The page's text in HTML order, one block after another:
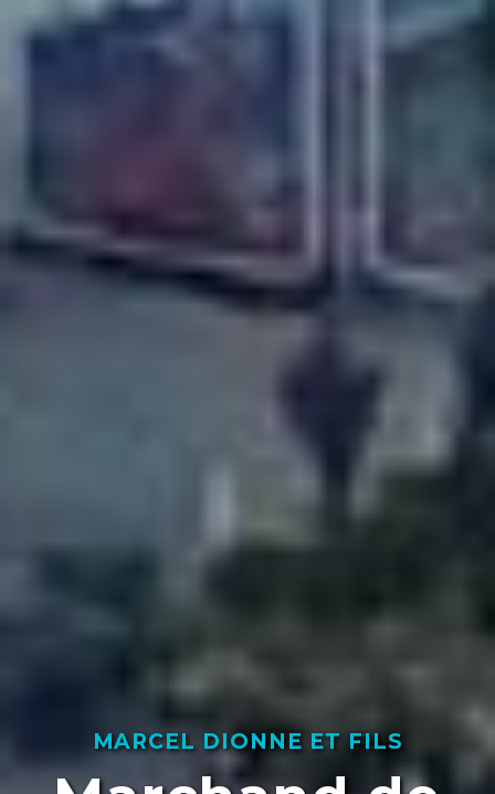
MARCEL DIONNE ET FILS